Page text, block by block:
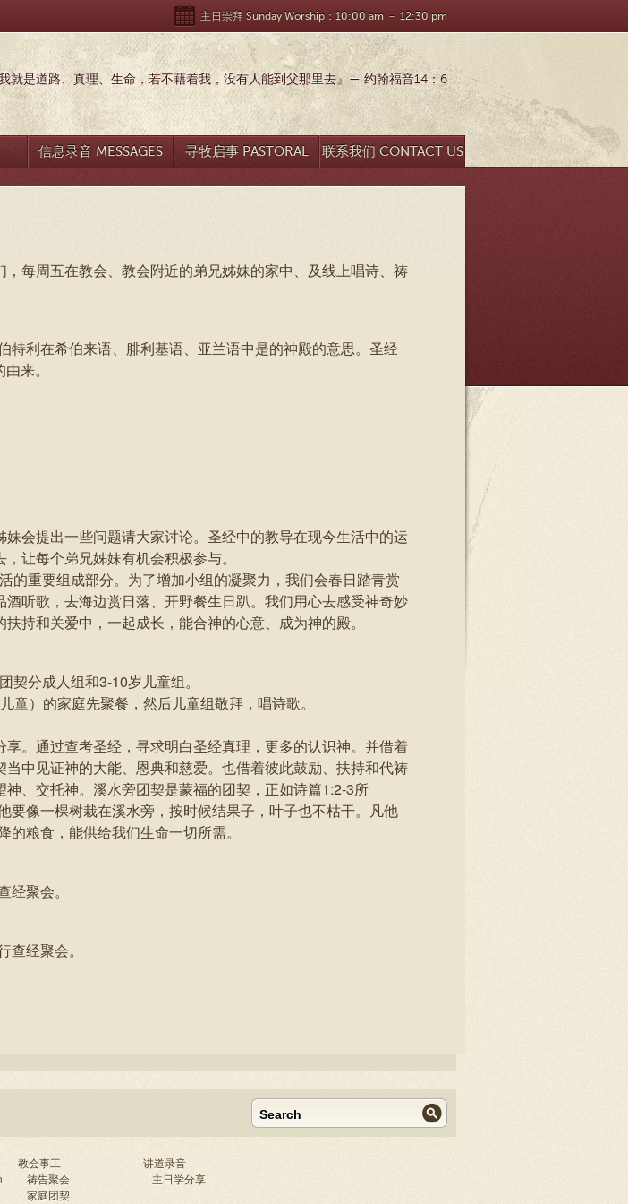
主日崇拜 Sunday Worship：10:00 am － 12:30 pm
就是道路、真理、生命，若不藉着我，没有人能到父那里去』— 约翰福音14：6
信息录音 MESSAGES
寻牧启事 PASTORAL
SEARCH
联系我们 CONTACT US
每周五在教会、教会附近的弟兄姊妹的家中、及线上唱诗、祷
利在希伯来语、腓利基语、亚兰语中是的神殿的意思。圣经
来。
会提出一些问题请大家讨论。圣经中的教导在现今生活中的运
让每个弟兄姊妹有机会积极参与。
的重要组成部分。为了增加小组的凝聚力，我们会春日踏青赏
听歌，去海边赏日落、开野餐生日趴。我们用心去感受神奇妙
持和关爱中，一起成长，能合神的心意、成为神的殿。
分成人组和3-10岁儿童组。
）的家庭先聚餐，然后儿童组敬拜，唱诗歌。
。通过查考圣经，寻求明白圣经真理，更多的认识神。并借着
中见证神的大能、恩典和慈爱。也借着彼此鼓励、扶持和代祷
、交托神。溪水旁团契是蒙福的团契，正如诗篇1:2-3所
要像一棵树栽在溪水旁，按时候结果子，叶子也不枯干。凡他
粮食，能供给我们生命一切所需。
聚会。
经聚会。
教会事工
祷告聚会
家庭团契
讲道录音
主日学分享